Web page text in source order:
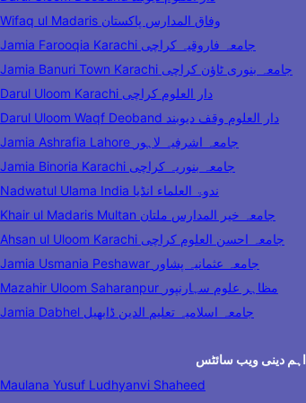
Wifaq ul Madaris وفاق المدارس پاکستان
Jamia Farooqia Karachi جامعہ فاروقیہ کراچی
Jamia Banuri Town Karachi جامعہ بنوری ٹاؤن کراچی
Darul Uloom Karachi دار العلوم کراچی
Darul Uloom Waqf Deoband دار العلوم وقف دیوبند
Jamia Ashrafia Lahore جامعہ اشرفیہ لاہور
Jamia Binoria Karachi جامعہ بنوریہ کراچی
Nadwatul Ulama India ندوۃ العلماء انڈیا
Khair ul Madaris Multan جامعہ خیر المدارس ملتان
Ahsan ul Uloom Karachi جامعہ احسن العلوم کراچی
Jamia Usmania Peshawar جامعہ عثمانیہ پشاور
Mazahir Uloom Saharanpur مظاہر علوم سہارنپور
Jamia Dabhel جامعہ اسلامیہ تعلیم الدین ڈابھیل
اہم دینی ویب سائٹس
Maulana Yusuf Ludhyanvi Shaheed